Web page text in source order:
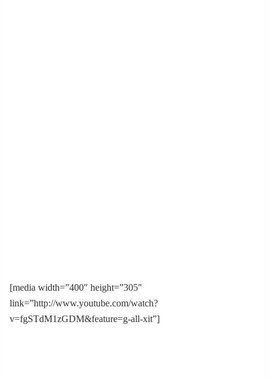
[media width=”400″ height=”305″
link=”http://www.youtube.com/watch?
v=fgSTdM1zGDM&feature=g-all-xit”]